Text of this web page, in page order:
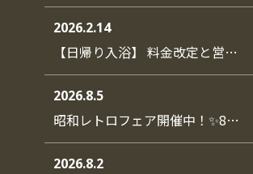
2026.2.14
【日帰り入浴】 料金改定と営…
2026.8.5
昭和レトロフェア開催中！✨8…
2026.8.2